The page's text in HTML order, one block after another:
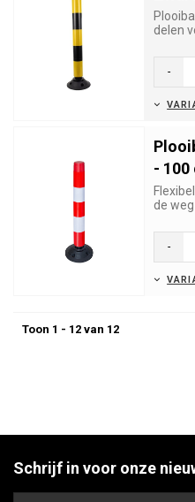
delen
-
- 100
de
-
Toon 1 - 12 van 12
Schrijf in voor onze